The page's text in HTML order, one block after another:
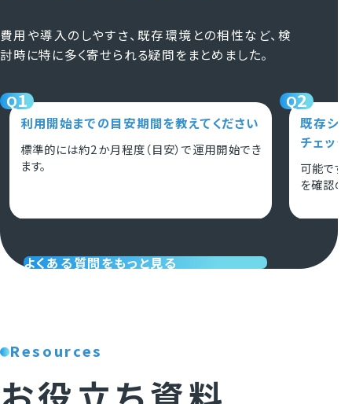
費用や導入のしやすさ、既存環境との相性など、 検
討時に特に多く寄せられる疑問をまとめました。
Q1
利用開始までの目安期間を教えてください
標準的には約2か月程度（目安）で運用開始でき
ます。
Q2
既存シ
チェック
可能です
を確認の
よくある質問をもっと見る
Resources